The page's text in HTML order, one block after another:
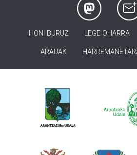
HONI BURUZ LEGE OHARRA
ARAUAK